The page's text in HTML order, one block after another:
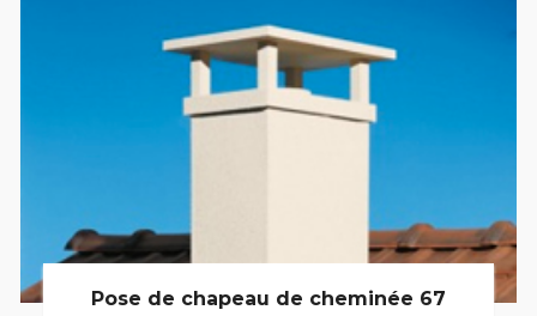
Pose de chapeau de cheminée 67